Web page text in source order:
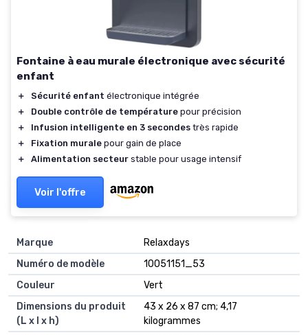
Fontaine à eau murale électronique avec sécurité
enfant
＋ Sécurité enfant électronique intégrée
＋
Double contrôle de température pour précision
＋
Infusion intelligente en 3 secondes très rapide
＋
Fixation murale pour gain de place
＋
Alimentation secteur stable pour usage intensif
Voir l'offre
Marque
‎Relaxdays
Numéro de modèle
‎10051151_53
Couleur
‎Vert
Dimensions du produit
(L x l x h)
‎43 x 26 x 87 cm; 4,17
kilogrammes